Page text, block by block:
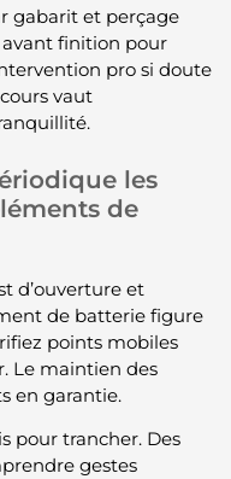
gabarit et perçage
avant finition pour
pro si doute
vaut
les
de
d’ouverture et
de batterie figure
points mobiles
Le maintien des
en garantie.
pour trancher. Des
gestes